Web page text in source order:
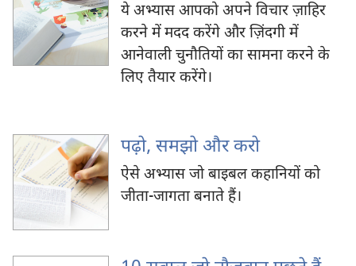
ये अभ्यास आपको अपने विचार ज़ाहिर
करने में मदद करेंगे और ज़िंदगी में
आनेवाली चुनौतियों का सामना करने के
लिए तैयार करेंगे।
पढ़ो, समझो और करो
ऐसे अभ्यास जो बाइबल कहानियों को
जीता-जागता बनाते हैं।